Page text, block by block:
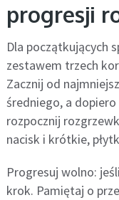
progresji
Dla początkujących
zestawem trzech
Zacznij od
średniego, a
rozpocznij
nacisk i krótkie,
Progresuj wolno:
krok. Pamiętaj o